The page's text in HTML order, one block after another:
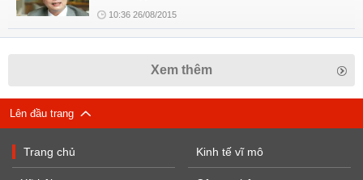
10:36 26/08/2015
Xem thêm
Lên đầu trang
Trang chủ Kinh tế vĩ mô